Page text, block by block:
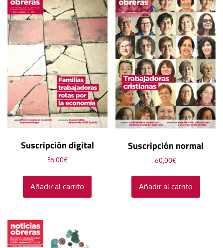
Suscripción digital
35,00€
Añadir al carrito
Suscripción normal
60,00€
Añadir al carrito